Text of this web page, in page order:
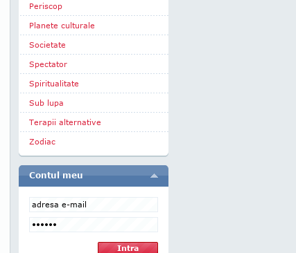
Periscop
Planete culturale
Societate
Spectator
Spiritualitate
Sub lupa
Terapii alternative
Zodiac
Contul meu